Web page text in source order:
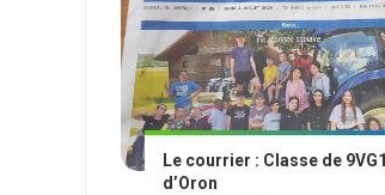
Le courrier : Classe de 9VG1
d’Oron